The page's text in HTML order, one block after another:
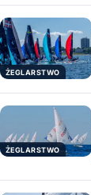
ŻEGLARSTWO
ŻEGLARSTWO